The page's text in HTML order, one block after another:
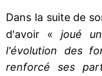
Dans la suite de
d'avoir «joué
l'évolution des
renforcé ses